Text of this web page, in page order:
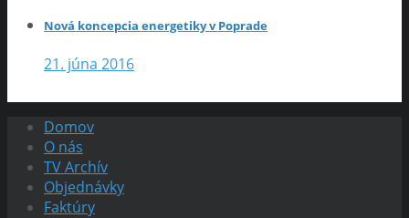
Nová koncepcia energetiky v Poprade
21. júna 2016
Domov
O nás
TV Archív
Objednávky
Faktúry